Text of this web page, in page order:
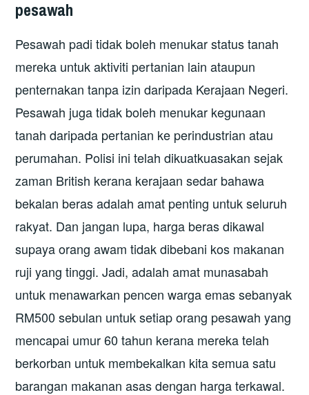
pesawah
Pesawah padi tidak boleh menukar status tanah
mereka untuk aktiviti pertanian lain ataupun
penternakan tanpa izin daripada Kerajaan Negeri.
Pesawah juga tidak boleh menukar kegunaan
tanah daripada pertanian ke perindustrian atau
perumahan. Polisi ini telah dikuatkuasakan sejak
zaman British kerana kerajaan sedar bahawa
bekalan beras adalah amat penting untuk seluruh
rakyat. Dan jangan lupa, harga beras dikawal
supaya orang awam tidak dibebani kos makanan
ruji yang tinggi. Jadi, adalah amat munasabah
untuk menawarkan pencen warga emas sebanyak
RM500 sebulan untuk setiap orang pesawah yang
mencapai umur 60 tahun kerana mereka telah
berkorban untuk membekalkan kita semua satu
barangan makanan asas dengan harga terkawal.